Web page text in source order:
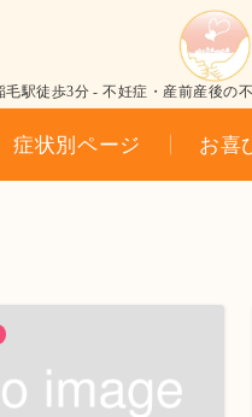
毛駅徒歩3分 - 不妊症・産前産後の
症状別ページ お喜